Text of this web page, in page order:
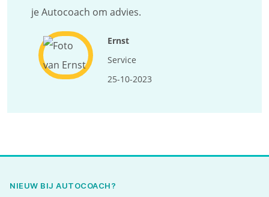
je Autocoach om advies.
Ernst
Service
25-10-2023
NIEUW BIJ AUTOCOACH?